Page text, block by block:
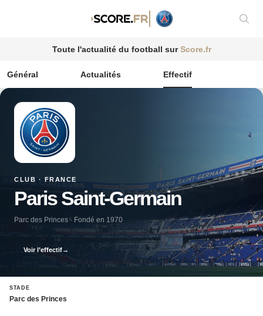
Toute l'actualité du football surScore.fr
Général Actualités Effectif
CLUB · FRANCE
Paris Saint-Germain
Parc des Princes · Fondé en 1970
Voir l’effectif→
STADE
Parc des Princes